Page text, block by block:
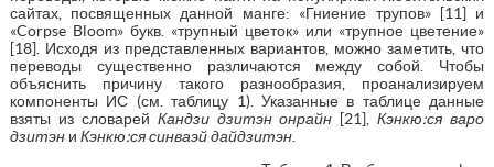
сайтах, посвященных данной манге: «Гниение трупов» [11] и
«Corpse Bloom» букв. «трупный цветок» или «трупное цветение»
[18]. Исходя из представленных вариантов, можно заметить, что
переводы существенно различаются между собой. Чтобы
объяснить причину такого разнообразия, проанализируем
компоненты ИС (см. таблицу 1). Указанные в таблице данные
взяты из словарей Кандзи дзитэн онрайн [21],Кэнкю:ся варо
дзитэни Кэнкю:ся синваэй дайдзитэн.